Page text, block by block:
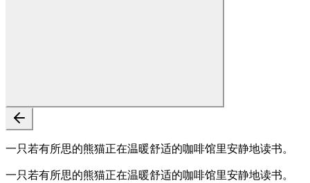
一只若有所思的熊猫正在温暖舒适的咖啡馆里安静地读书。
一只若有所思的熊猫正在温暖舒适的咖啡馆里安静地读书。